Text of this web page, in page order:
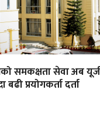
समकक्षता सेवा अब
बढी प्रयोगकर्ता दर्ता